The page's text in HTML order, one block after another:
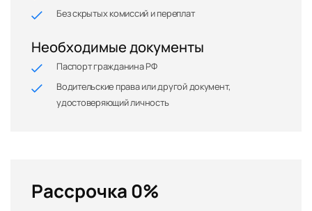
Без скрытых комиссий и переплат
Необходимые документы
Паспорт гражданина РФ
Водительские права или другой документ,
удостоверяющий личность
Рассрочка 0%